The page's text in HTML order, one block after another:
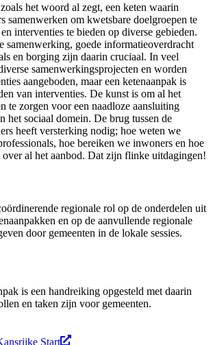
het woord al zegt, een keten waarin
samenwerken om kwetsbare doelgroepen te
interventies te bieden op diverse gebieden.
samenwerking, goede informatieoverdracht
en borging zijn daarin cruciaal. In veel
samenwerkingsprojecten en worden
aangeboden, maar een ketenaanpak is
van interventies. De kunst is om al het
te zorgen voor een naadloze aansluiting
het sociaal domein. De brug tussen de
heeft versterking nodig; hoe weten we
hoe bereiken we inwoners en hoe
al het aanbod. Dat zijn flinke uitdagingen!
regionale rol op de onderdelen uit
en op de aanvullende regionale
door gemeenten in de lokale sessies.
is een handreiking opgesteld met daarin
en taken zijn voor gemeenten.
Start